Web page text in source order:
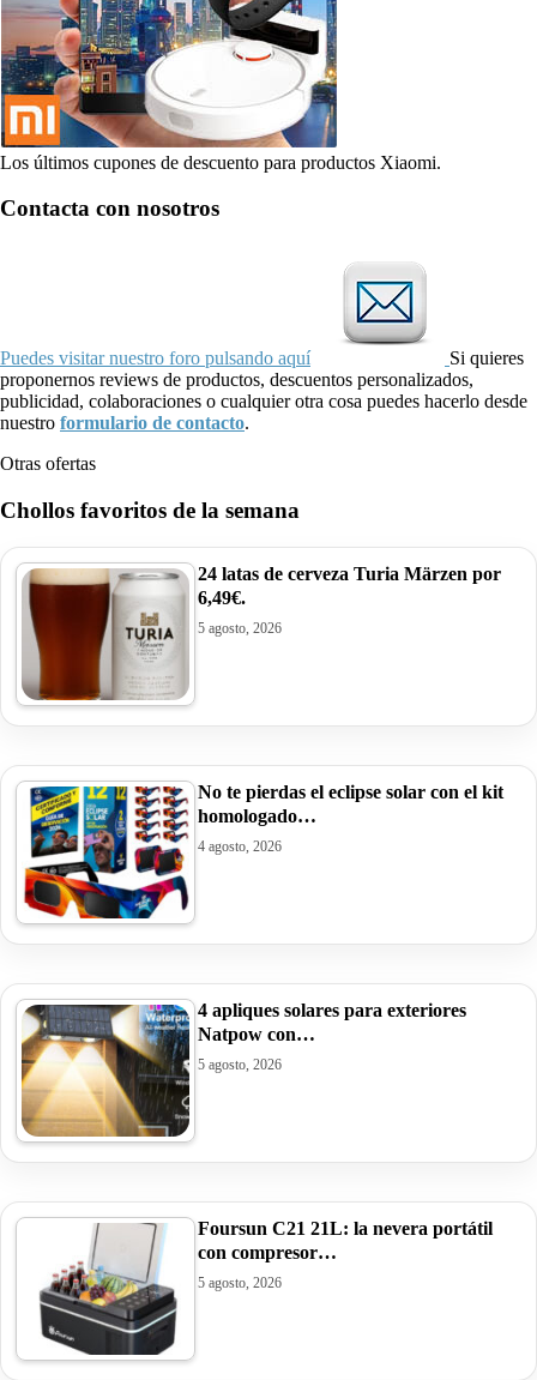
Los últimos cupones de descuento para productos Xiaomi.
Contacta con nosotros
Puedes visitar nuestro foro pulsando aquí
Si quieres
proponernos reviews de productos, descuentos personalizados,
publicidad, colaboraciones o cualquier otra cosa puedes hacerlo desde
nuestro formulario de contacto.
Otras ofertas
Chollos favoritos de la semana
24 latas de cerveza Turia Märzen por
6,49€.
5 agosto, 2026
No te pierdas el eclipse solar con el kit
homologado…
4 agosto, 2026
4 apliques solares para exteriores
Natpow con…
5 agosto, 2026
Foursun C21 21L: la nevera portátil
con compresor…
5 agosto, 2026